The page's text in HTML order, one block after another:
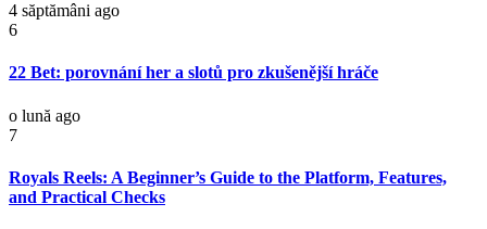
4 săptămâni ago
6
22 Bet: porovnání her a slotů pro zkušenější hráče
o lună ago
7
Royals Reels: A Beginner’s Guide to the Platform, Features,
and Practical Checks